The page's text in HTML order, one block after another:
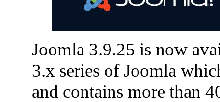
Joomla 3.9.25 is now
3.x series of Joomla
and contains more than